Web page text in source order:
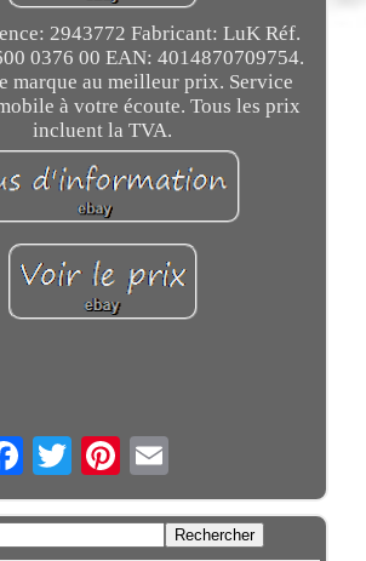
2943772 Fabricant: LuK Réf.
0376 00 EAN: 4014870709754.
marque au meilleur prix. Service
à votre écoute. Tous les prix
incluent la TVA.
Email